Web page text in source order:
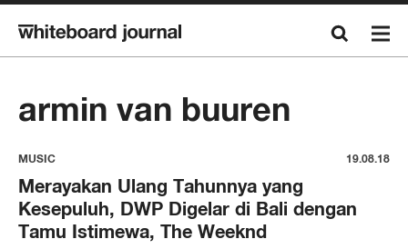
armin van buuren
MUSIC 19.08.18
Merayakan Ulang Tahunnya yang
Kesepuluh, DWP Digelar di Bali dengan
Tamu Istimewa, The Weeknd